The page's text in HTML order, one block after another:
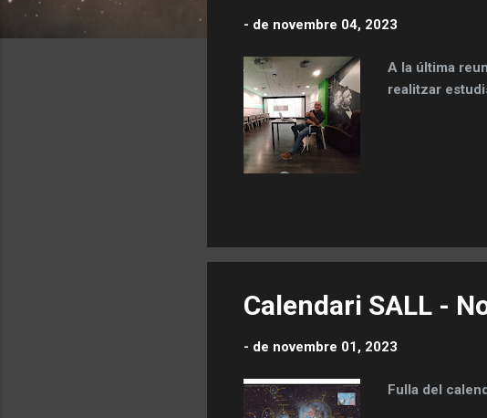
- de novembre 04, 2023
A la última
realitzar
Calendari SALL -
- de novembre 01, 2023
Fulla del